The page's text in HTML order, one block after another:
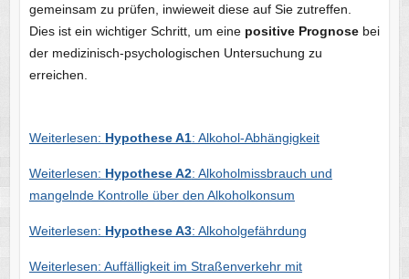
gemeinsam zu prüfen, inwieweit diese auf Sie zutreffen.
Dies ist ein wichtiger Schritt, um eine positive Prognosebei
der medizinisch-psychologischen Untersuchung zu
erreichen.
Weiterlesen: Hypothese A1: Alkohol-Abhängigkeit
Weiterlesen: Hypothese A2: Alkoholmissbrauch und
mangelnde Kontrolle über den Alkoholkonsum
Weiterlesen: Hypothese A3: Alkoholgefährdung
Weiterlesen: Auffälligkeit im Straßenverkehr mit